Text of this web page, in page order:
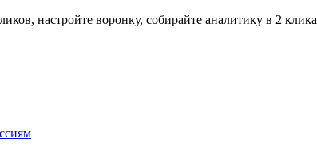
настройте воронку, собирайте аналитику в 2 клика